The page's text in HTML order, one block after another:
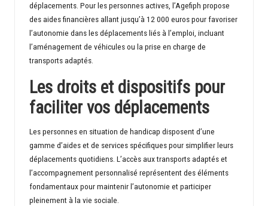
déplacements. Pour les personnes actives, l’Agefiph propose
des aides financières allant jusqu’à 12 000 euros pour favoriser
l’autonomie dans les déplacements liés à l’emploi, incluant
l’aménagement de véhicules ou la prise en charge de
transports adaptés.
Les droits et dispositifs pour
faciliter vos déplacements
Les personnes en situation de handicap disposent d’une
gamme d’aides et de services spécifiques pour simplifier leurs
déplacements quotidiens. L’accès aux transports adaptés et
l’accompagnement personnalisé représentent des éléments
fondamentaux pour maintenir l’autonomie et participer
pleinement à la vie sociale.